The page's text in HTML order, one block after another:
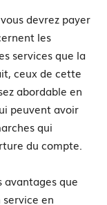
devrez payer
les
services que la
ceux de cette
abordable en
peuvent avoir
qui
du compte.
avantages que
en